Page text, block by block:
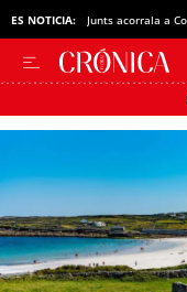
ES NOTICIA: Junts acorrala a